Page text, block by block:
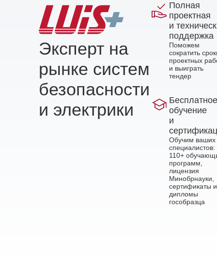
Эксперт на
рынке систем
безопасности
и электрики
Полная
проектная
и
поддержка
Поможем
сократить
проектных
и выиграть
тендер
Бесплатное
обучение
и
Обучим ваших
специалистов:
110+
программ,
лицензия
Минобрнауки,
сертификаты и
дипломы
гособразца